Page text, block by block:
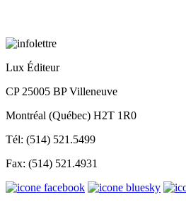
Lux Éditeur
CP 25005 BP Villeneuve
Montréal (Québec) H2T 1R0
Tél: (514) 521.5499
Fax: (514) 521.4931